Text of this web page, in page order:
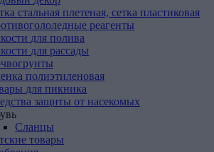
стальная плетеная, сетка пластиковая
реагенты
для полива
для рассады
полиэтиленовая
для пикника
защиты от насекомых
Сланцы
товары